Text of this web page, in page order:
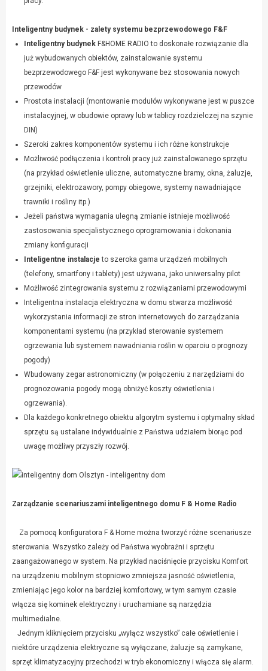
Inteligentny budynek - zalety systemu bezprzewodowego F&F
Inteligentny budynek F&HOME RADIO to doskonałe rozwiązanie dla
już wybudowanych obiektów, zainstalowanie systemu
bezprzewodowego F&F jest wykonywane bez stosowania nowych
przewodów
Prostota instalacji (montowanie modułów wykonywane jest w puszce
instalacyjnej, w obudowie oprawy lub w tablicy rozdzielczej na szynie
DIN)
Szeroki zakres komponentów systemu i ich różne konstrukcje
Możliwość podłączenia i kontroli pracy już zainstalowanego sprzętu
(na przykład oświetlenie uliczne, automatyczne bramy, okna, żaluzje,
grzejniki, elektrozawory, pompy obiegowe, systemy nawadniające
trawniki i rośliny itp.)
Jeżeli państwa wymagania ulegną zmianie istnieje możliwość
zastosowania specjalistycznego oprogramowania i dokonania
zmiany konfiguracji
Inteligentne instalacje to szeroka gama urządzeń mobilnych
(telefony, smartfony i tablety) jest używana, jako uniwersalny pilot
Możliwość zintegrowania systemu z rozwiązaniami przewodowymi
Inteligentna instalacja elektryczna w domu stwarza możliwość
wykorzystania informacji ze stron internetowych do zarządzania
komponentami systemu (na przykład sterowanie systemem
ogrzewania lub systemem nawadniania roślin w oparciu o prognozy
pogody)
Wbudowany zegar astronomiczny (w połączeniu z narzędziami do
prognozowania pogody mogą obniżyć koszty oświetlenia i
ogrzewania).
Dla każdego konkretnego obiektu algorytm systemu i optymalny skład
sprzętu są ustalane indywidualnie z Państwa udziałem biorąc pod
uwagę możliwy przyszły rozwój.
Zarządzanie scenariuszami inteligentnego domu F & Home Radio
Za pomocą konfiguratora F & Home można tworzyć różne scenariusze
sterowania. Wszystko zależy od Państwa wyobraźni i sprzętu
zaangażowanego w system. Na przykład naciśnięcie przycisku Komfort
na urządzeniu mobilnym stopniowo zmniejsza jasność oświetlenia,
zmieniając jego kolor na bardziej komfortowy, w tym samym czasie
włącza się kominek elektryczny i uruchamiane są narzędzia
multimedialne.
Jednym kliknięciem przycisku „wyłącz wszystko” całe oświetlenie i
niektóre urządzenia elektryczne są wyłączane, żaluzje są zamykane,
sprzęt klimatyzacyjny przechodzi w tryb ekonomiczny i włącza się alarm.